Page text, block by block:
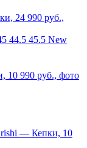
44.5 45.5 New